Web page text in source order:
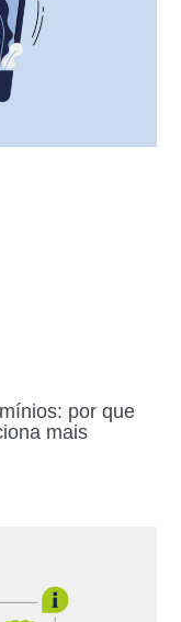
por que
mais